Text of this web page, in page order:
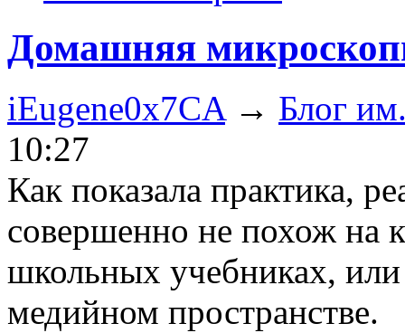
Домашняя
iEugene0x7CA→ Блог
10:27
Как показала практика,
совершенно не похож на
школьных учебниках,
медийном пространстве.